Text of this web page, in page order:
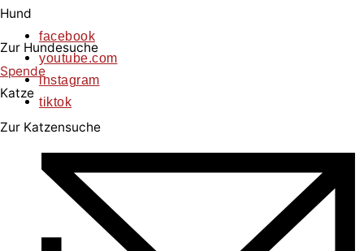
Hund
Zur Hundesuche
Spende
Katze
Zur Katzensuche
facebook
youtube.com
instagram
tiktok